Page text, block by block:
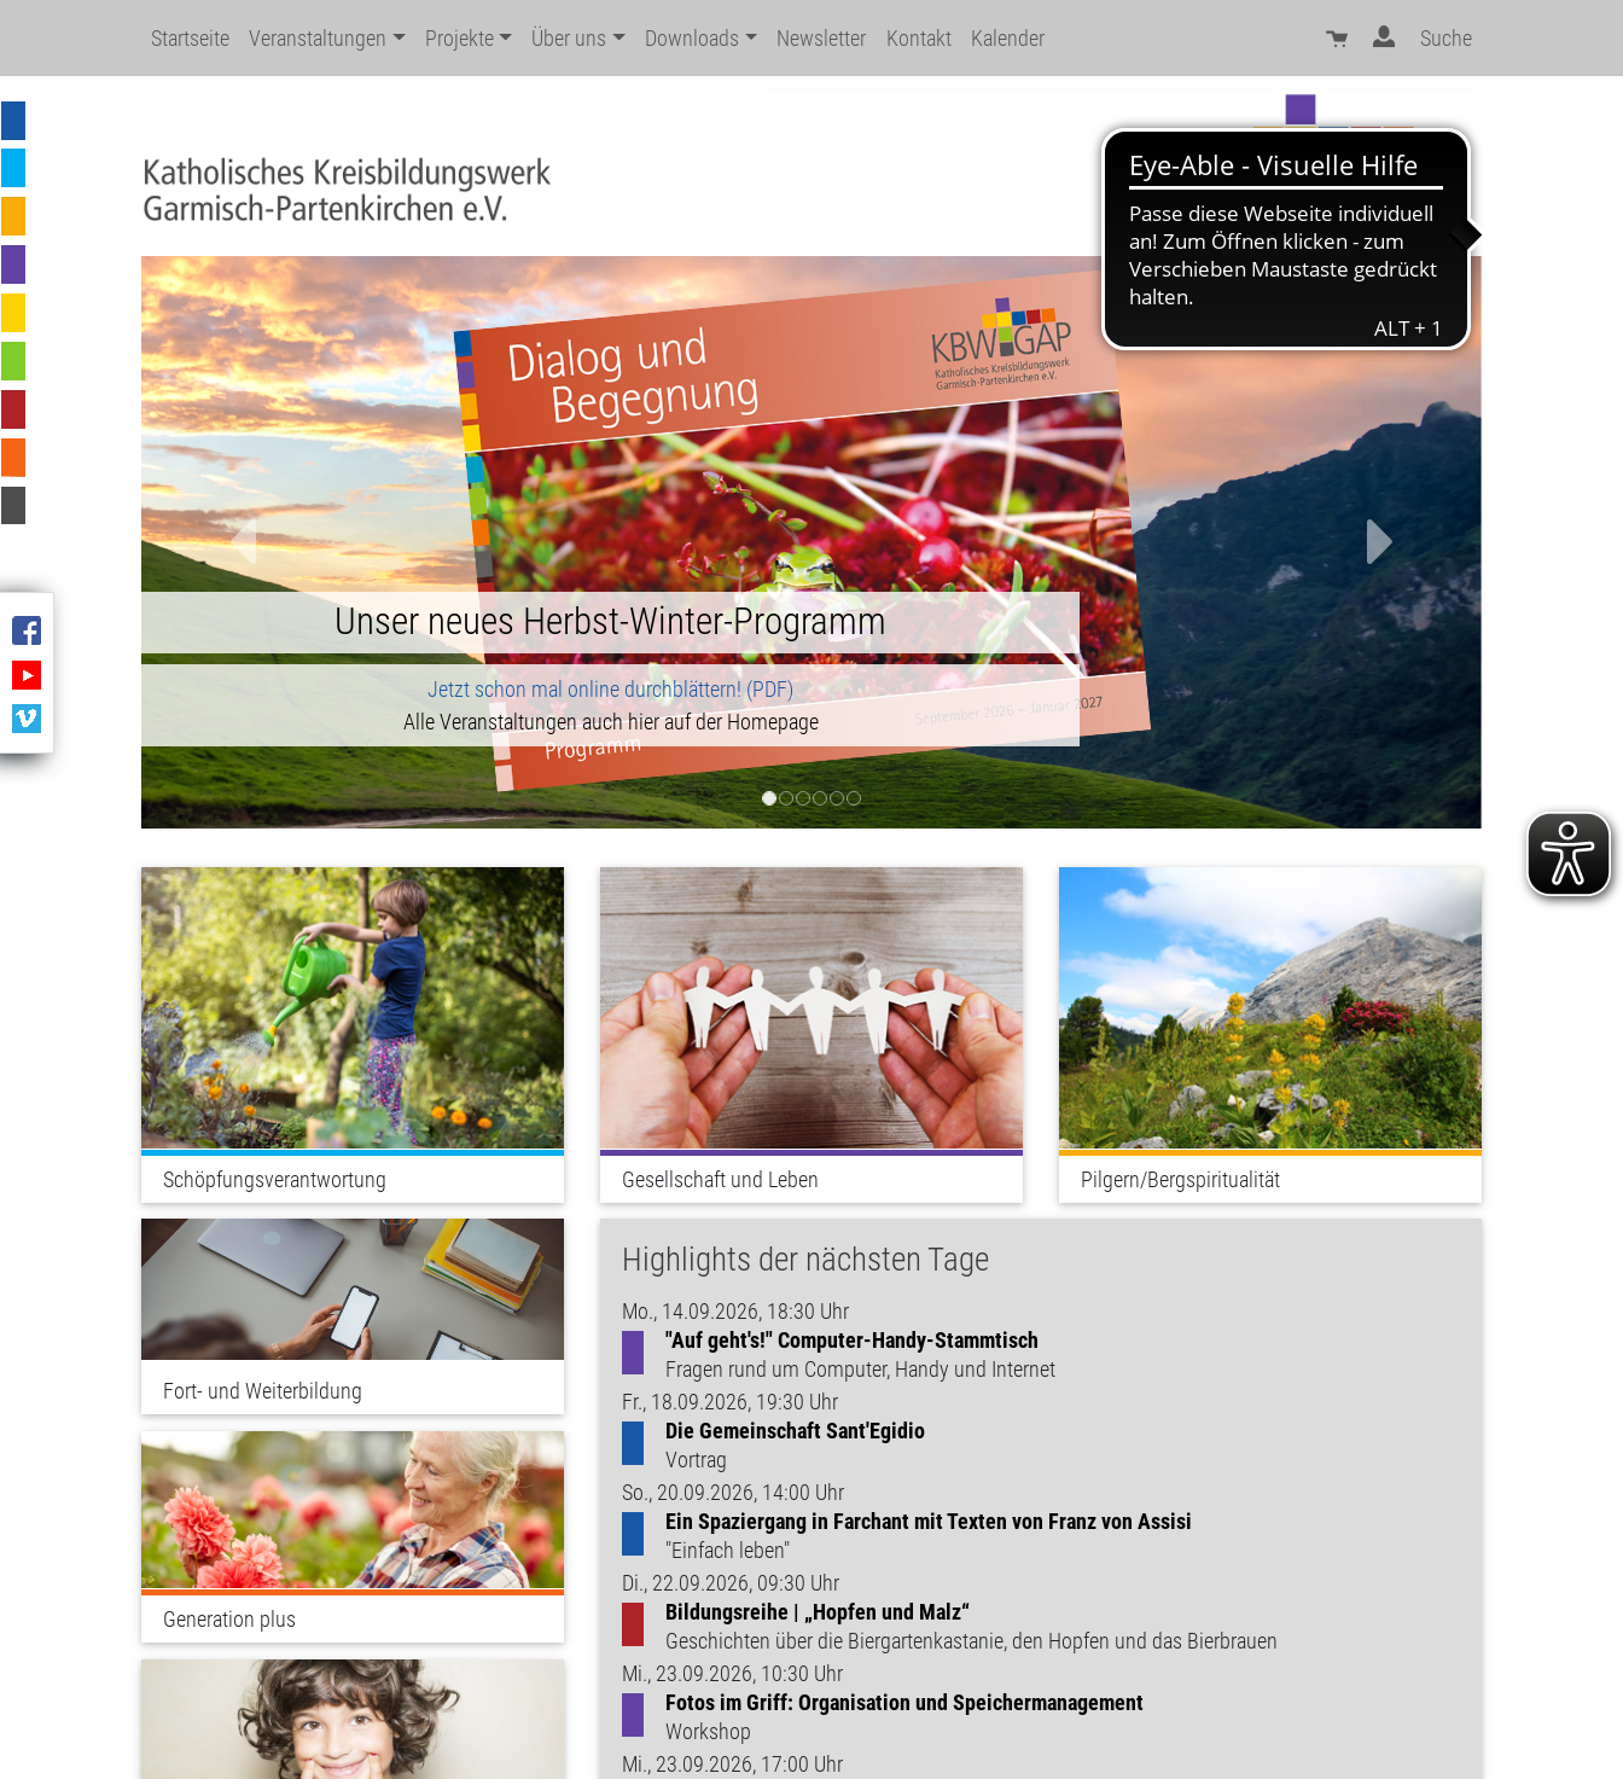
Startseite Veranstaltungen Projekte Über uns Downloads Newsletter Kontakt Kalender Suche
Bücher im Gespräch
Buchvorstellungen im Lauf der Jahreszeiten
Fr., 04.09.26 von 17.30-19.00 Uhr
Bücherei Partenkirchen
zurück weiter
Schöpfungsverantwortung Gesellschaft und Leben Pilgern/Bergspiritualität
Fort- und Weiterbildung
Generation plus
Highlights der nächsten Tage
Mo., 14.09.2026, 18:30 Uhr
"Auf geht's!" Computer-Handy-Stammtisch
Fragen rund um Computer, Handy und Internet
Fr., 18.09.2026, 19:30 Uhr
Die Gemeinschaft Sant'Egidio
Vortrag
So., 20.09.2026, 14:00 Uhr
Ein Spaziergang in Farchant mit Texten von Franz von Assisi
"Einfach leben"
Di., 22.09.2026, 09:30 Uhr
Bildungsreihe | „Hopfen und Malz“
Geschichten über die Biergartenkastanie, den Hopfen und das Bierbrauen
Mi., 23.09.2026, 10:30 Uhr
Fotos im Griff: Organisation und Speichermanagement
Workshop
Mi., 23.09.2026, 17:00 Uhr